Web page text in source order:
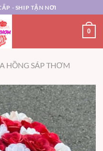
- SHIP TẬN NƠI
0
HỒNG SÁP THƠM